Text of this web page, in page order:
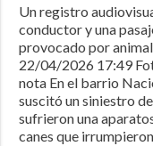
Un registro
conductor y una
provocado por
22/04/2026 17:49
nota En el barrio
suscitó un siniestro
sufrieron una
canes que